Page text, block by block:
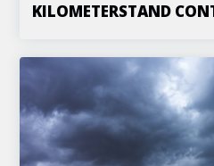
KILOMETERSTAND